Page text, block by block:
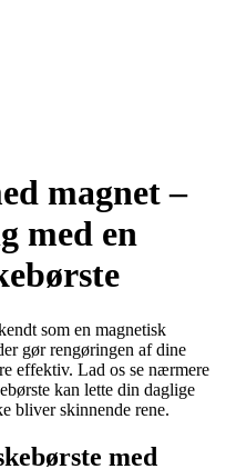
magnet –
med en
som en magnetisk
gør rengøringen af dine
effektiv. Lad os se nærmere
kan lette din daglige
bliver skinnende rene.
med